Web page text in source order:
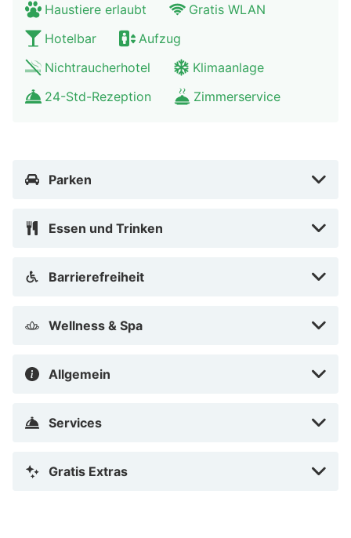
Haustiere erlaubt
Gratis WLAN
Hotelbar
Aufzug
Nichtraucherhotel
Klimaanlage
24-Std-Rezeption
Zimmerservice
Parken
Essen und Trinken
Barrierefreiheit
Wellness & Spa
Allgemein
Services
Gratis Extras